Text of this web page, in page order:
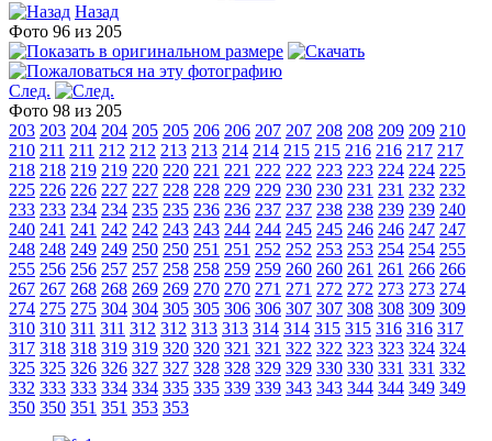
Назад
Фото 96 из 205
След.
Фото 98 из 205
203 203 204 204 205 205 206 206 207 207 208 208 209 209 210
210 211 211 212 212 213 213 214 214 215 215 216 216 217 217
218 218 219 219 220 220 221 221 222 222 223 223 224 224 225
225 226 226 227 227 228 228 229 229 230 230 231 231 232 232
233 233 234 234 235 235 236 236 237 237 238 238 239 239 240
240 241 241 242 242 243 243 244 244 245 245 246 246 247 247
248 248 249 249 250 250 251 251 252 252 253 253 254 254 255
255 256 256 257 257 258 258 259 259 260 260 261 261 266 266
267 267 268 268 269 269 270 270 271 271 272 272 273 273 274
274 275 275 304 304 305 305 306 306 307 307 308 308 309 309
310 310 311 311 312 312 313 313 314 314 315 315 316 316 317
317 318 318 319 319 320 320 321 321 322 322 323 323 324 324
325 325 326 326 327 327 328 328 329 329 330 330 331 331 332
332 333 333 334 334 335 335 339 339 343 343 344 344 349 349
350 350 351 351 353 353